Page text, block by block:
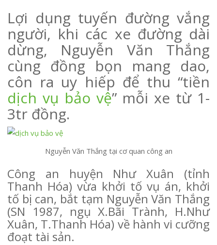
Lợi dụng tuyến đường vắng
người, khi các xe đường dài
dừng, Nguyễn Văn Thắng
cùng đồng bọn mang dao,
côn ra uy hiếp để thu “tiền
dịch vụ bảo vệ” mỗi xe từ 1-
3tr đồng.
Nguyễn Văn Thắng tại cơ quan công an
Công an huyện Như Xuân (tỉnh
Thanh Hóa) vừa khởi tố vụ án, khởi
tố bị can, bắt tạm Nguyễn Văn Thắng
(SN 1987, ngụ X.Bãi Trành, H.Như
Xuân, T.Thanh Hóa) về hành vi cưỡng
đoạt tài sản.